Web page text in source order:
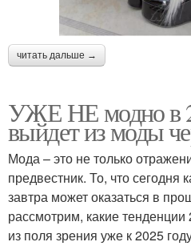
читать дальше →
УЖЕ НЕ модно в
выйдет из моды
Мода – это не только
предвестник. То, что сегодня
завтра может оказаться в
рассмотрим, какие тенденции
из поля зрения уже к 2025